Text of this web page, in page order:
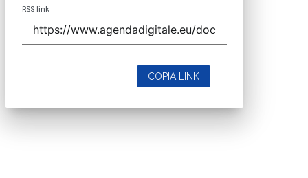
RSS link
COPIA LINK